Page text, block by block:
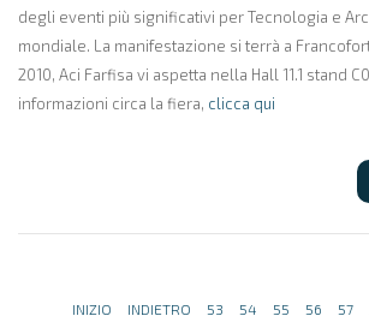
degli eventi più significativi per Tecnologia e
mondiale. La manifestazione si terrà a
2010, Aci Farfisa vi aspetta nella Hall 11.1 stand
informazioni circa la fiera, clicca qui
INIZIO INDIETRO 53 54 55 56 57